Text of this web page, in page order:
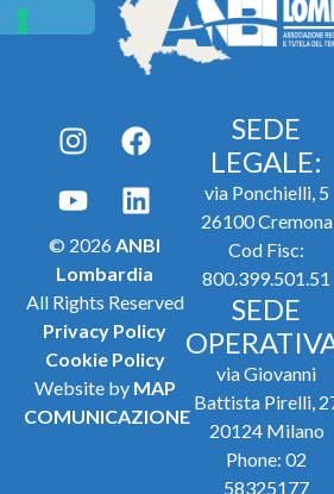
© 2026 ANBI
Lombardia
All Rights Reserved
Privacy Policy
Cookie Policy
Website by MAP
COMUNICAZIONE
SEDE
LEGALE:
via Ponchielli, 5
26100 Cremona
Cod Fisc:
800.399.501.51
SEDE
via Giovanni
Battista Pirelli,
20124 Milano
Phone: 02
58325177